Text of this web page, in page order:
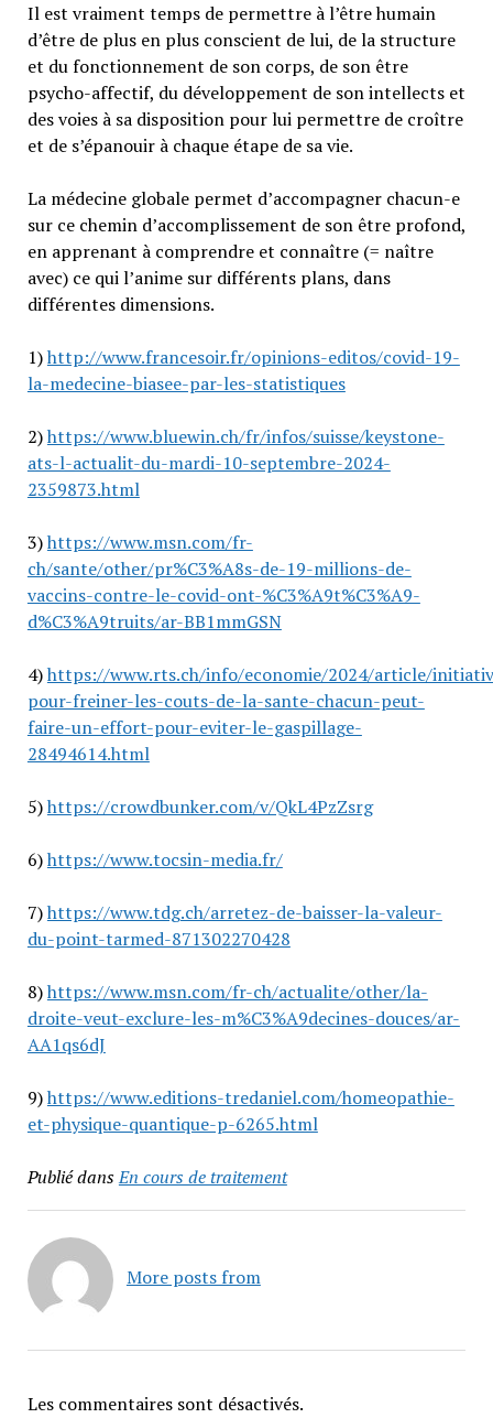
Il est vraiment temps de permettre à l’être humain
d’être de plus en plus conscient de lui, de la structure
et du fonctionnement de son corps, de son être
psycho-affectif, du développement de son intellects et
des voies à sa disposition pour lui permettre de croître
et de s’épanouir à chaque étape de sa vie.
La médecine globale permet d’accompagner chacun-e
sur ce chemin d’accomplissement de son être profond,
en apprenant à comprendre et connaître (= naître
avec) ce qui l’anime sur différents plans, dans
différentes dimensions.
1)http://www.francesoir.fr/opinions-editos/covid-19-
la-medecine-biasee-par-les-statistiques
2)https://www.bluewin.ch/fr/infos/suisse/keystone-
ats-l-actualit-du-mardi-10-septembre-2024-
2359873.html
3)https://www.msn.com/fr-
ch/sante/other/pr%C3%A8s-de-19-millions-de-
vaccins-contre-le-covid-ont-%C3%A9t%C3%A9-
d%C3%A9truits/ar-BB1mmGSN
4)https://www.rts.ch/info/economie/2024/article/
pour-freiner-les-couts-de-la-sante-chacun-peut-
faire-un-effort-pour-eviter-le-gaspillage-
28494614.html
5)https://crowdbunker.com/v/QkL4PzZsrg
6)https://www.tocsin-media.fr/
7)https://www.tdg.ch/arretez-de-baisser-la-valeur-
du-point-tarmed-871302270428
8)https://www.msn.com/fr-ch/actualite/other/la-
droite-veut-exclure-les-m%C3%A9decines-douces/ar-
AA1qs6dJ
9)https://www.editions-tredaniel.com/homeopathie-
et-physique-quantique-p-6265.html
Publié dansEn cours de traitement
More posts from
Les commentaires sont désactivés.